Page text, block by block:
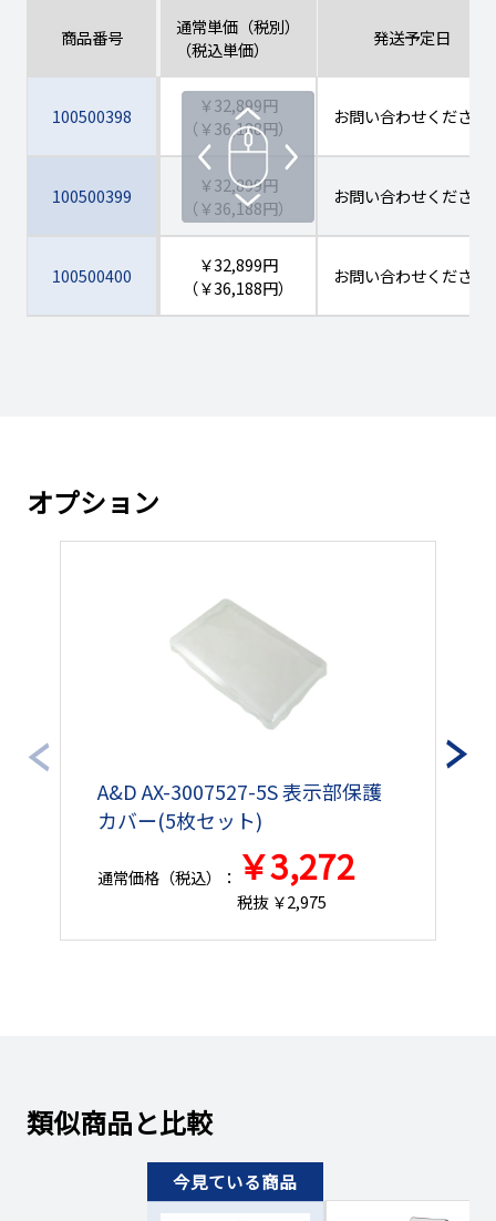
商品番号
通常単価（税別）
（税込単価）
発送予定日
100500398
￥32,899円
（￥36,188円）
お問い合わせください
100500399
￥32,899円
（￥36,188円）
お問い合わせください
100500400
￥32,899円
（￥36,188円）
お問い合わせください
100500403
（￥39,215円）
￥36,100円
（￥39,710円）
オプション
A&D AX-3007527-5S 表示部保護
カバー(5枚セット)
通常価格（税込）： ￥3,272
税抜 ￥2,975
類似商品と比較